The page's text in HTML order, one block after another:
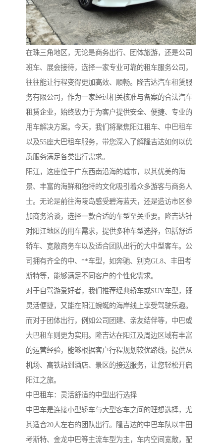
在珠三角地区，无论是商务出行、团体旅游，还是公司
班车、展会接待，选择一家专业可靠的租车服务公司，
往往能让行程变得更加高效、顺畅。隆吉达汽车租赁服
务有限公司，作为一家经过相关核准与备案的合法汽车
租赁企业，始终致力于为客户提供安全、便捷、专业的
用车解决方案。今天，我们将聚焦阳江租车、中巴租车
以及55座大巴租车服务，带您深入了解隆吉达如何以优
质服务满足各类出行需求。
阳江，这座位于广东西南沿海的城市，以其优美的海
景、丰富的海鲜和独特的文化吸引着众多游客与商务人
士。无论是前往海陵岛感受碧海蓝天，还是造访市区参
加商务洽谈，选择一款合适的车型至关重要。隆吉达针
对阳江地区的用车需求，提供多种车型选择，包括舒适
轿车、宽敞商务车以及适合团队出行的大中型客车。公
司拥有齐全的中、**车型，如奔驰、别克GL8、丰田考
斯特等，能够满足不同客户的个性化需求。
对于自驾游爱好者，我们推荐经典轿车或SUV车型，既
灵活便捷，又能在阳江蜿蜒的海岸线上享受驾驶乐趣。
而对于团体出行，例如公司团建、亲友结伴等，中巴或
大巴租车则更为实用。隆吉达在阳江及周边区域有丰富
的运营经验，能够根据客户行程规划较优路线，提供从
机场、高铁站到酒店、景区的接送服务，让您轻松开启
阳江之旅。
中巴租车：灵活舒适的中型出行选择
中巴车是连接小型轿车与大型客车之间的理想选择，尤
其适合20人左右的团队出行。隆吉达的中巴车队以丰田
考斯特、金龙中巴等主流车型为主，车内空间宽敞，配